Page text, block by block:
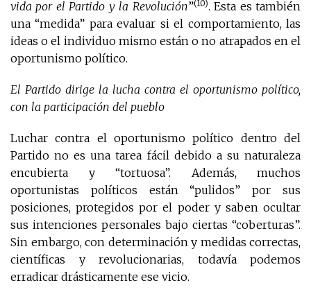
vida por el Partido y la Revolución”(10). Esta es también
una “medida” para evaluar si el comportamiento, las
ideas o el individuo mismo están o no atrapados en el
oportunismo político.
El Partido dirige la lucha contra el oportunismo político,
con la participación del pueblo
Luchar contra el oportunismo político dentro del
Partido no es una tarea fácil debido a su naturaleza
encubierta y “tortuosa”. Además, muchos
oportunistas políticos están “pulidos” por sus
posiciones, protegidos por el poder y saben ocultar
sus intenciones personales bajo ciertas “coberturas”.
Sin embargo, con determinación y medidas correctas,
científicas y revolucionarias, todavía podemos
erradicar drásticamente ese vicio.